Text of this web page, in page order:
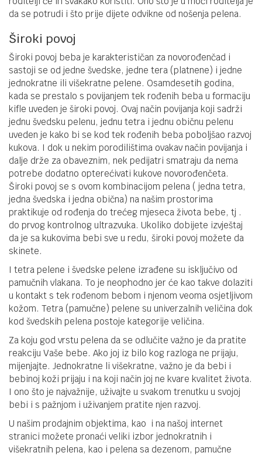
da se potrudi i što prije dijete odvikne od nošenja pelena.
Široki povoj
Široki povoj beba je karakterističan za novorođenčad i
sastoji se od jedne švedske, jedne tera (platnene) i jedne
jednokratne ili višekratne pelene. Osamdesetih godina,
kada se prestalo s povijanjem tek rođenih beba u formaciju
kifle uveden je široki povoj. Ovaj način povijanja koji sadrži
jednu švedsku pelenu, jednu tetra i jednu običnu pelenu
uveden je kako bi se kod tek rođenih beba poboljšao razvoj
kukova. I dok u nekim porodilištima ovakav način povijanja i
dalje drže za obaveznim, nek pedijatri smatraju da nema
potrebe dodatno opterećivati kukove novorođenčeta.
Široki povoj se s ovom kombinacijom pelena ( jedna tetra,
jedna švedska i jedna obična) na našim prostorima
praktikuje od rođenja do trećeg mjeseca života bebe, tj .
do prvog kontrolnog ultrazvuka. Ukoliko dobijete izvještaj
da je sa kukovima bebi sve u redu, široki povoj možete da
skinete.
I tetra pelene i švedske pelene izrađene su isključivo od
pamučnih vlakana. To je neophodno jer će kao takve dolaziti
u kontakt s tek rođenom bebom i njenom veoma osjetljivom
kožom. Tetra (pamučne) pelene su univerzalnih veličina dok
kod švedskih pelena postoje kategorije veličina.
Za koju god vrstu pelena da se odlučite važno je da pratite
reakciju Vaše bebe. Ako joj iz bilo kog razloga ne prijaju,
mijenjajte. Jednokratne li višekratne, važno je da bebi i
bebinoj koži prijaju i na koji način joj ne kvare kvalitet života.
I ono što je najvažnije, uživajte u svakom trenutku u svojoj
bebi i s pažnjom i uživanjem pratite njen razvoj.
U našim prodajnim objektima, kao i na našoj internet
stranici možete pronaći veliki izbor jednokratnih i
višekratnih pelena, kao i pelena sa dezenom, pamučne